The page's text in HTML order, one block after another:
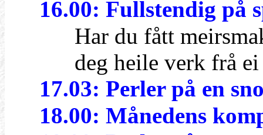
16.00: Fullstendig på
Har du fått meirsmak
deg heile verk frå ei
17.03: Perler på en
18.00: Månedens